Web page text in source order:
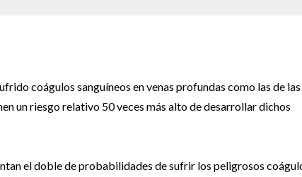
coágulos sanguíneos en venas profundas como las de las
un riesgo relativo 50 veces más alto de desarrollar dichos
el doble de probabilidades de sufrir los peligrosos